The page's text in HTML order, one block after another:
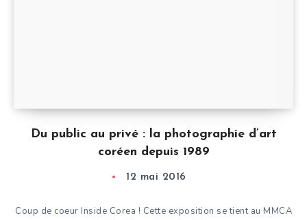
Du public au privé : la photographie d’art
coréen depuis 1989
12 mai 2016
Coup de coeur Inside Corea ! Cette exposition se tient au MMCA